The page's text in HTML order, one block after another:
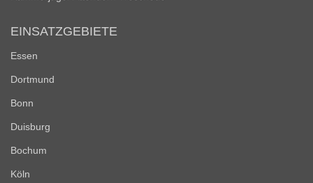
EINSATZGEBIETE
Essen
Dortmund
Bonn
Duisburg
Bochum
Köln